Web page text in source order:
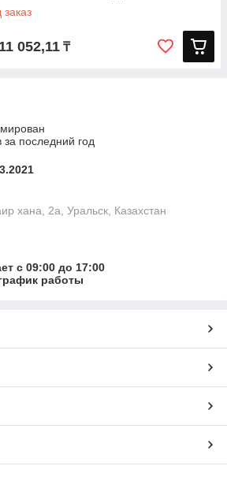
заказ
11 052,11 ₸
последний год
хана, 2а, Уральск, Казахстан
с 09:00 до 17:00
работы